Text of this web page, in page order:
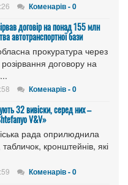
Коменарів - 0
договір на понад 155 млн
автотранспортної бази
прокуратура через
договору на
Коменарів - 0
32 вивіски, серед них –
V&V»
рада оприлюднила
табличок, кронштейнів, які
Коменарів - 0